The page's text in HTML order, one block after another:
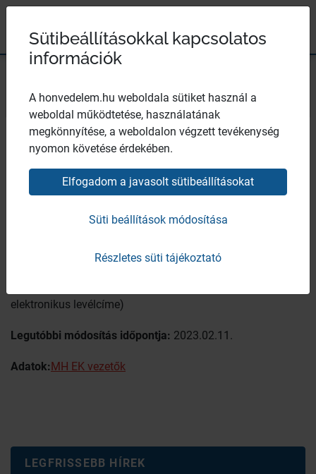
Egészségügyi központ
A szervezet vezetői
Közzétételi egység tárgya:A szervezet vezetői
Közzétételi egység Infotv. 1. melléklet (általános
és az egyes szervezeti egységek vezetőinek neve,
elektronikus levélcíme)
Legutóbbi módosítás időpontja: 2023.02.11.
Adatok:MH EK vezetők
LEGFRISSEBB HÍREK
Széchenyi 2020
Sütibeállításokkal kapcsolatos
információk
A honvedelem.hu weboldala sütiket használ a
weboldal működtetése, használatának
megkönnyítése, a weboldalon végzett tevékenység
nyomon követése érdekében.
Elfogadom a javasolt sütibeállításokat
Süti beállítások módosítása
Részletes süti tájékoztató